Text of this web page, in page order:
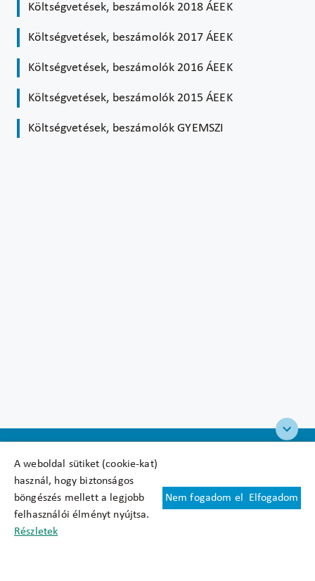
A weboldal sütiket (cookie-kat)
használ, hogy biztonságos
böngészés mellett a legjobb
felhasználói élményt nyújtsa.
Részletek
Nem fogadom el Elfogadom
Költségvetések, beszámolók 2018 ÁEEK
Költségvetések, beszámolók 2017 ÁEEK
Költségvetések, beszámolók 2016 ÁEEK
Költségvetések, beszámolók 2015 ÁEEK
Költségvetések, beszámolók GYEMSZI
Felhasználási feltételek